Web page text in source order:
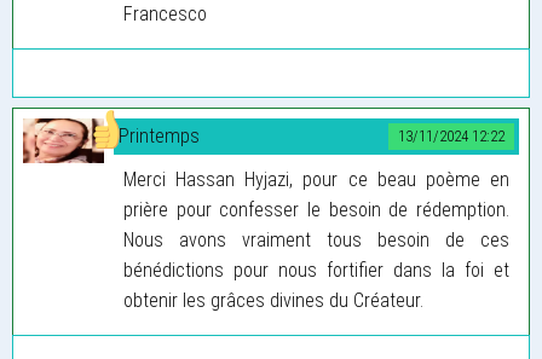
Francesco
13/11/2024 12:22
Printemps
Merci Hassan Hyjazi, pour ce beau poème en
prière pour confesser le besoin de rédemption.
Nous avons vraiment tous besoin de ces
bénédictions pour nous fortifier dans la foi et
obtenir les grâces divines du Créateur.